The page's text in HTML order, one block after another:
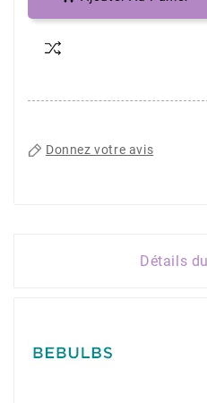
Donnez votre avis
Détails